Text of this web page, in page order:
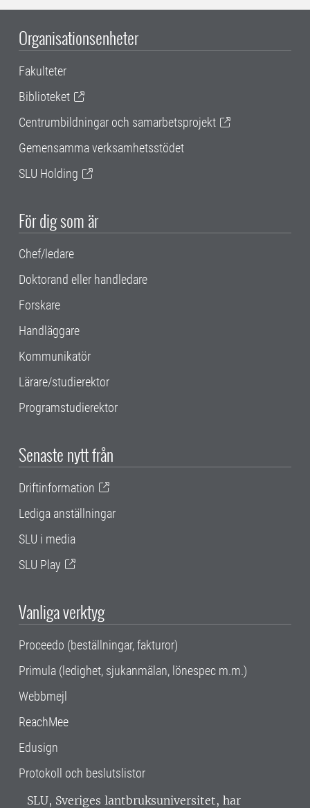
Organisationsenheter
Fakulteter
Biblioteket
Centrumbildningar och samarbetsprojekt
Gemensamma verksamhetsstödet
SLU Holding
För dig som är
Chef/ledare
Doktorand eller handledare
Forskare
Handläggare
Kommunikatör
Lärare/studierektor
Programstudierektor
Senaste nytt från
Driftinformation
Lediga anställningar
SLU i media
SLU Play
Vanliga verktyg
Proceedo (beställningar, fakturor)
Primula (ledighet, sjukanmälan, lönespec m.m.)
Webbmejl
ReachMee
Edusign
Protokoll och beslutslistor
SLU, Sveriges lantbruksuniversitet, har